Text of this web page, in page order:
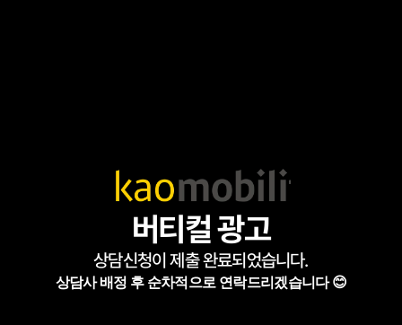
버티컬 광고
상담신청이 제출 완료되었습니다.
상담사 배정 후 순차적으로 연락드리겠습니다 😊